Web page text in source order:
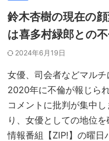
鈴木杏樹の現在の
は喜多村緑郎との
2024年6月19日
女優、司会者などマルチ
2020年に不倫が報じら
コメントに批判が集中
り、女優としての地位
情報番組【ZIP!】の曜日